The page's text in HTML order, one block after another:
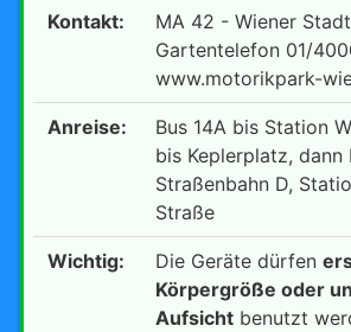
Kontakt:
MA 42 - Wiener
Gartentelefon 01/
www.motorikpark-
Anreise:
Bus 14A bis Station
bis Keplerplatz, dann
Straßenbahn D,
Straße
Wichtig: Die Geräte dürfen
Körpergröße oder
Aufsicht benutzt